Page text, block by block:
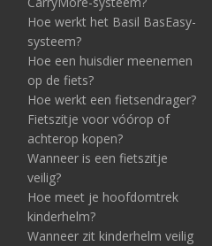
Hoe werkt het Basil BasEasy-
systeem?
Hoe een huisdier meenemen
op de fiets?
Hoe werkt een fietsendrager?
Fietszitje voor vóórop of
achterop kopen?
Wanneer is een fietszitje
veilig?
Hoe meet je hoofdomtrek
kinderhelm?
Wanneer zit kinderhelm veilig